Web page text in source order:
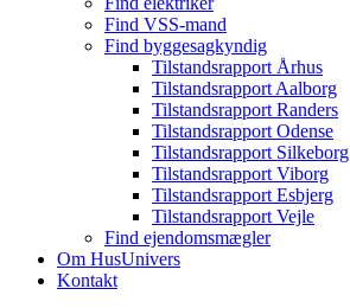
Find VSS-mand
Find byggesagkyndig
Tilstandsrapport Århus
Tilstandsrapport Aalborg
Tilstandsrapport Randers
Tilstandsrapport Odense
Tilstandsrapport Silkeborg
Tilstandsrapport Viborg
Tilstandsrapport Esbjerg
Tilstandsrapport Vejle
Find ejendomsmægler
Om HusUnivers
Kontakt